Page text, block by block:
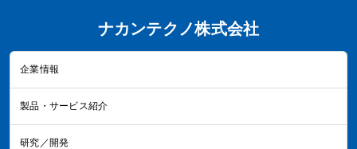
ナカンテクノ株式会社
企業情報
製品・サービス紹介
研究／開発